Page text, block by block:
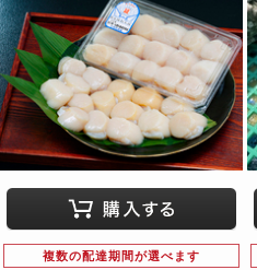
複数の配達期間が選べます